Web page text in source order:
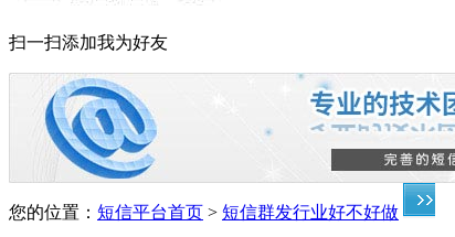
扫一扫添加我为好友
您的位置： 短信平台首页 > 短信群发行业好不好做